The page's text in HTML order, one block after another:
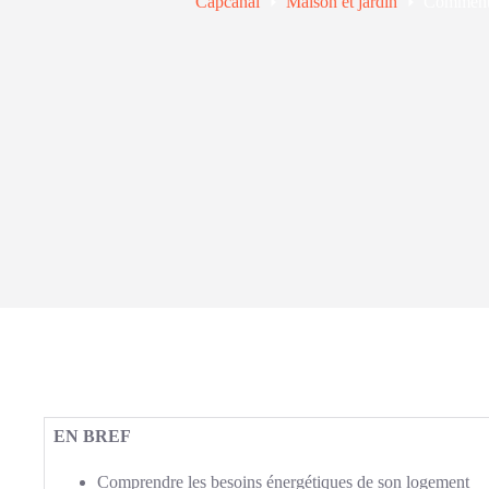
EN BREF
Comprendre les besoins énergétiques de son logement